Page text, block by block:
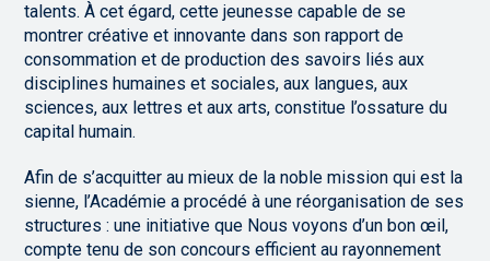
talents. À cet égard, cette jeunesse capable de se
montrer créative et innovante dans son rapport de
consommation et de production des savoirs liés aux
disciplines humaines et sociales, aux langues, aux
sciences, aux lettres et aux arts, constitue l’ossature du
capital humain.
Afin de s’acquitter au mieux de la noble mission qui est la
sienne, l’Académie a procédé à une réorganisation de ses
structures : une initiative que Nous voyons d’un bon œil,
compte tenu de son concours efficient au rayonnement